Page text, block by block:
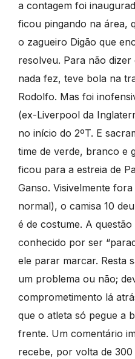
a contagem foi
ficou pingando na área,
o zagueiro Digão que
resolveu. Para não
nada fez, teve bola na
Rodolfo. Mas foi
(ex-Liverpool da
no início do 2ºT. E
time de verde, branco e
ficou para a estreia de
Ganso. Visivelmente
normal), o camisa 10
é de costume. A
conhecido por ser
ele parar marcar. Resta
um problema ou não;
comprometimento lá
que o atleta só pegue a
frente. Um comentário
recebe, por volta de